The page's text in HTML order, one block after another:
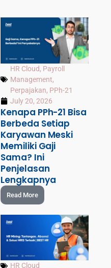
HR Cloud, Payroll
Management,
Perpajakan, PPh-21
July 20, 2026
Kenapa PPh-21 Bisa
Berbeda Setiap
Karyawan Meski
Memiliki Gaji
Sama? Ini
Penjelasan
Lengkapnya
Read More
HR Cloud